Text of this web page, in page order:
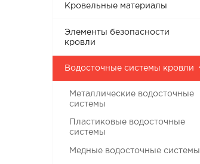
Кровельные материалы
Элементы безопасности
кровли
Водосточные системы кровли
Металлические водосточные
системы
Пластиковые водосточные
системы
Медные водосточные системы